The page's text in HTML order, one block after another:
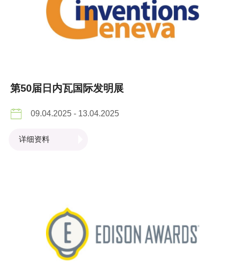
第50届日内瓦国际发明展
09.04.2025 - 13.04.2025
详细资料